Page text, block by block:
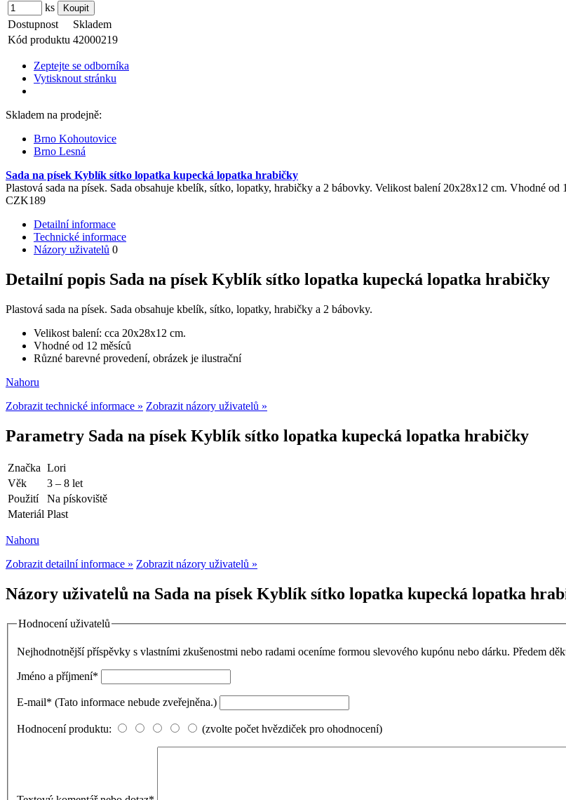
ks
Dostupnost
Skladem
Kód produktu 42000219
Zeptejte se odborníka
Vytisknout stránku
Skladem na prodejně:
Brno Kohoutovice
Brno Lesná
Sada na písek Kyblík sítko lopatka kupecká lopatka hrabičky
Plastová sada na písek. Sada obsahuje kbelík, sítko, lopatky, hrabičky a 2 bábovky. Velikost balení 20x28x12 cm. Vhodné
CZK189
Detailní informace
Technické informace
Názory uživatelů 0
Detailní popis Sada na písek Kyblík sítko lopatka kupecká lopatka hrabičky
Plastová sada na písek. Sada obsahuje kbelík, sítko, lopatky, hrabičky a 2 bábovky.
Velikost balení: cca 20x28x12 cm.
Vhodné od 12 měsíců
Různé barevné provedení, obrázek je ilustrační
Nahoru
Zobrazit technické informace » Zobrazit názory uživatelů »
Parametry Sada na písek Kyblík sítko lopatka kupecká lopatka hrabičky
Značka Lori
Věk
3 – 8 let
Použití
Na pískoviště
Materiál Plast
Nahoru
Zobrazit detailní informace » Zobrazit názory uživatelů »
Názory uživatelů na Sada na písek Kyblík sítko lopatka kupecká lopatka
Hodnocení uživatelů
Nejhodnotnější příspěvky s vlastními zkušenostmi nebo radami oceníme formou slevového kupónu nebo dárku. Předem
Jméno a příjmení*
E-mail* (Tato informace nebude zveřejněna.)
Hodnocení produktu: (zvolte počet hvězdiček pro ohodnocení)